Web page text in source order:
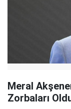
Meral
Zorbaları